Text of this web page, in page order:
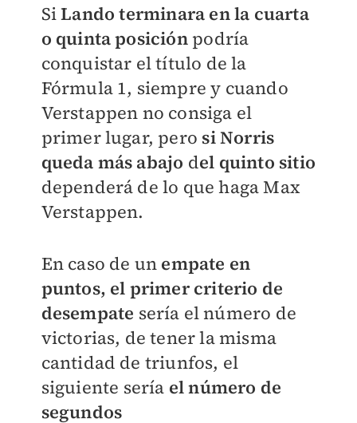
SiLando terminara en la cuarta
o quinta posición podría
conquistar el título de la
Fórmula 1, siempre y cuando
Verstappen no consiga el
primer lugar, pero si Norris
queda más abajo del quinto sitio
dependerá de lo que haga Max
Verstappen.
En caso de un empate en
puntos, el primer criterio de
desempate sería el número de
victorias, de tener la misma
cantidad de triunfos, el
siguiente sería el número de
segundos